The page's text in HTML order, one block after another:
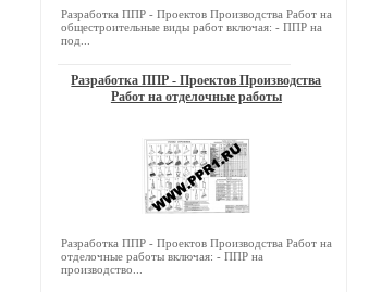
Разработка ППР - Проектов Производства Работ на
общестроительные виды работ включая: - ППР на
под...
Разработка ППР - Проектов Производства
Работ на отделочные работы
Разработка ППР - Проектов Производства Работ на
отделочные работы включая: - ППР на
производство...